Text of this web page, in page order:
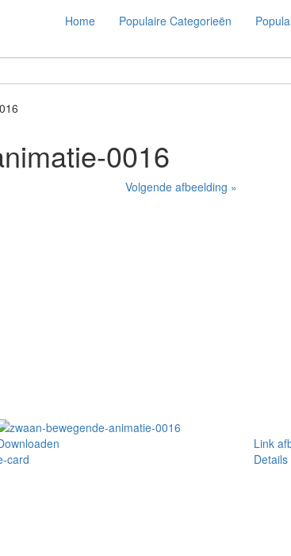
Home Populaire Categorieën
0016
Volgende afbeelding »
Link
card
Details